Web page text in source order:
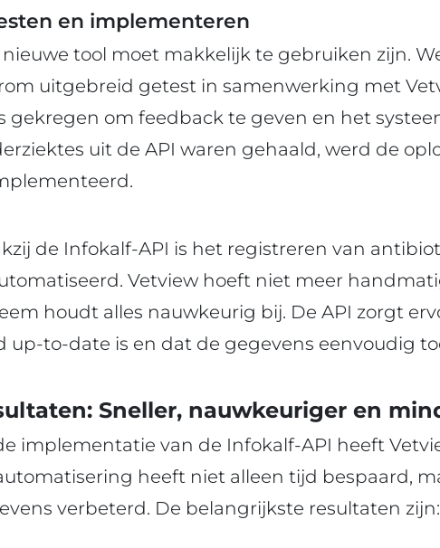
en implementeren
nieuwe tool moet makkelijk te gebruiken zijn.
uitgebreid getest in samenwerking met
gekregen om feedback te geven en het
uit de API waren gehaald, werd de
de Infokalf-API is het registreren van
Vetview hoeft niet meer
houdt alles nauwkeurig bij. De API zorgt
up-to-date is en dat de gegevens eenvoudig
Sneller, nauwkeuriger en
implementatie van de Infokalf-API heeft
heeft niet alleen tijd bespaard,
verbeterd. De belangrijkste resultaten zijn: